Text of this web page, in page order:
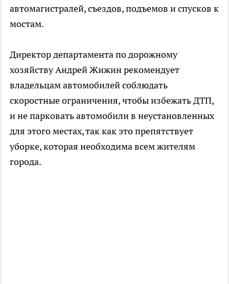
автомагистралей, съездов, подъемов и спусков к
мостам.
Директор департамента по дорожному
хозяйству Андрей Жижин рекомендует
владельцам автомобилей соблюдать
скоростные ограничения, чтобы избежать ДТП,
и не парковать автомобили в неустановленных
для этого местах, так как это препятствует
уборке, которая необходима всем жителям
города.